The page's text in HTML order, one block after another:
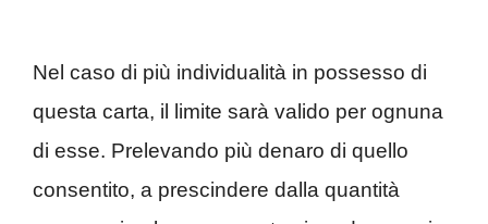
Nel caso di più individualità in possesso di
questa carta, il limite sarà valido per ognuna
di esse. Prelevando più denaro di quello
consentito, a prescindere dalla quantità